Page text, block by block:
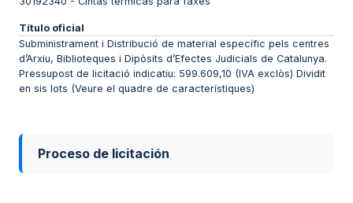
Título oficial
Subministrament i Distribució de material específic pels centres
d’Arxiu, Biblioteques i Dipòsits d’Efectes Judicials de Catalunya.
Pressupost de licitació indicatiu: 599.609,10 (IVA exclòs) Dividit
en sis lots (Veure el quadre de característiques)
Proceso de licitación